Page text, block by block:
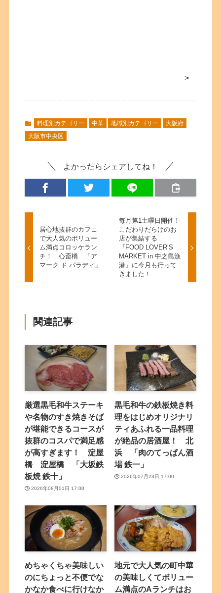
>
料理別カテゴリー 中華 地域別カテゴリー
大阪府
大阪市中央区
よかったらシェアしてね！
居心地抜群のカフェ
で大人気のボリュー
ム満点コロッケラン
チ！ 心斎橋 「ア
マーク ド パラディ」
毎月第1土曜日開催！
こだわりだらけのお
店が集結する
『FOOD LOVER’S
MARKET in 中之島漁
港』に今月も行って
きました！
関連記事
厳選黒毛和牛ステーキ
や名物のすき焼きそば
が堪能できるコースが
抜群のコスパで満足感
が高すぎます！ 淀屋
橋 淀屋橋 「大坂鉄
板焼 鉄十」
2026年08月01日 17:00
黒毛和牛の鉄板焼き料
理をはじめオリジナリ
ティあふれる一品料理
が絶品の居酒屋！ 北
浜 「肉のてっぱん酒
場 鉄一」
2026年07月23日 17:00
めちゃくちゃ美味しい
のにちょっと不便でな
かなか食べに行けなか
地元で大人気の町中華
の美味しくてボリュー
ム満点のAランチはお